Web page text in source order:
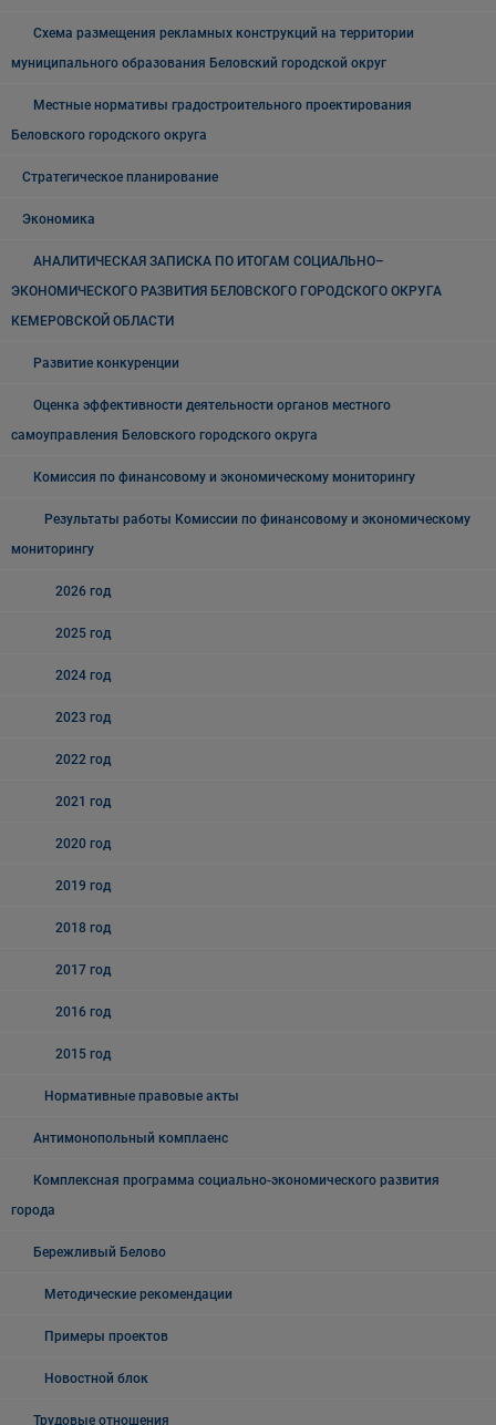
Схема размещения рекламных конструкций на территории
муниципального образования Беловский городской округ
Местные нормативы градостроительного проектирования
Беловского городского округа
Стратегическое планирование
Экономика
АНАЛИТИЧЕСКАЯ ЗАПИСКА ПО ИТОГАМ СОЦИАЛЬНО–
ЭКОНОМИЧЕСКОГО РАЗВИТИЯ БЕЛОВСКОГО ГОРОДСКОГО ОКРУГА
КЕМЕРОВСКОЙ ОБЛАСТИ
Развитие конкуренции
Оценка эффективности деятельности органов местного
самоуправления Беловского городского округа
Комиссия по финансовому и экономическому мониторингу
Результаты работы Комиссии по финансовому и экономическому
мониторингу
2026 год
2025 год
2024 год
2023 год
2022 год
2021 год
2020 год
2019 год
2018 год
2017 год
2016 год
2015 год
Нормативные правовые акты
Антимонопольный комплаенс
Комплексная программа социально-экономического развития
города
Бережливый Белово
Методические рекомендации
Примеры проектов
Новостной блок
Трудовые отношения